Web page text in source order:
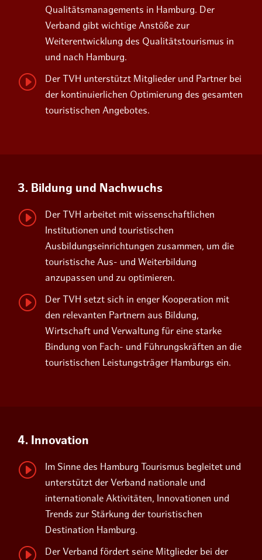
Qualitätsmanagements in Hamburg. Der
Verband gibt wichtige Anstöße zur
Weiterentwicklung des Qualitätstourismus in
und nach Hamburg.
I
Der TVH unterstützt Mitglieder und Partner bei
der kontinuierlichen Optimierung des gesamten
touristischen Angebotes.
3. Bildung und Nachwuchs
I
Der TVH arbeitet mit wissenschaftlichen
Institutionen und touristischen
Ausbildungseinrichtungen zusammen, um die
touristische Aus- und Weiterbildung
anzupassen und zu optimieren.
I
Der TVH setzt sich in enger Kooperation mit
den relevanten Partnern aus Bildung,
Wirtschaft und Verwaltung für eine starke
Bindung von Fach- und Führungskräften an die
touristischen Leistungsträger Hamburgs ein.
4. Innovation
I
Im Sinne des Hamburg Tourismus begleitet und
unterstützt der Verband nationale und
internationale Aktivitäten, Innovationen und
Trends zur Stärkung der touristischen
Destination Hamburg.
I Der Verband fördert seine Mitglieder bei der